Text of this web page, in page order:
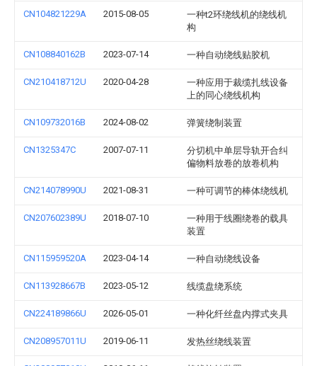
CN104821229A 2015-08-05
一种t2环绕线机的绕线机
构
CN108840162B 2023-07-14 一种自动绕线贴胶机
CN210418712U 2020-04-28
一种应用于裁缆扎线设备
上的同心绕线机构
CN109732016B 2024-08-02 弹簧绕制装置
CN1325347C 2007-07-11
分切机中单层导轨开合纠
偏物料放卷的放卷机构
CN214078990U 2021-08-31 一种可调节的棒体绕线机
CN207602389U 2018-07-10
一种用于线圈绕卷的载具
装置
CN115959520A 2023-04-14 一种自动绕线设备
CN113928667B 2023-05-12 线缆盘绕系统
CN224189866U 2026-05-01 一种化纤丝盘内撑式夹具
CN208957011U 2019-06-11 发热丝绕线装置